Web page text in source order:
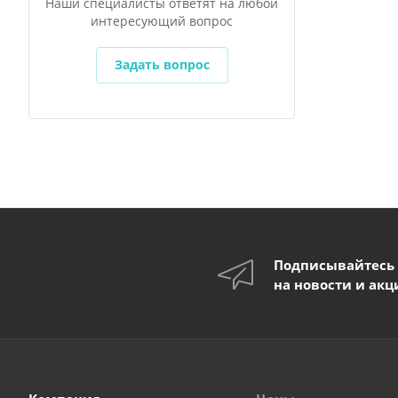
интересующий вопрос
Задать вопрос
Подписывайтесь
на новости и